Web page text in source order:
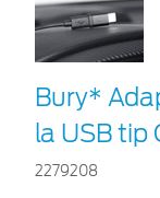
Bury*
la USB tip
2279208